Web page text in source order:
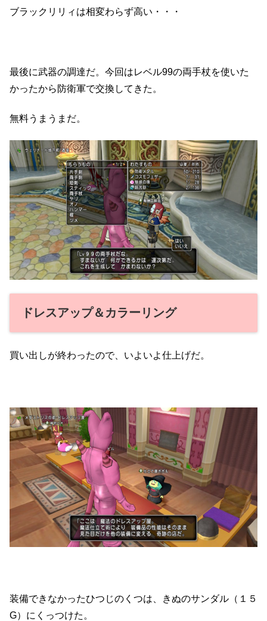
ブラックリリィは相変わらず高い・・・
最後に武器の調達だ。今回はレベル99の両手杖を使いた
かったから防衛軍で交換してきた。
無料うまうまだ。
ドレスアップ＆カラーリング
買い出しが終わったので、いよいよ仕上げだ。
装備できなかったひつじのくつは、きぬのサンダル（１５
G）にくっつけた。